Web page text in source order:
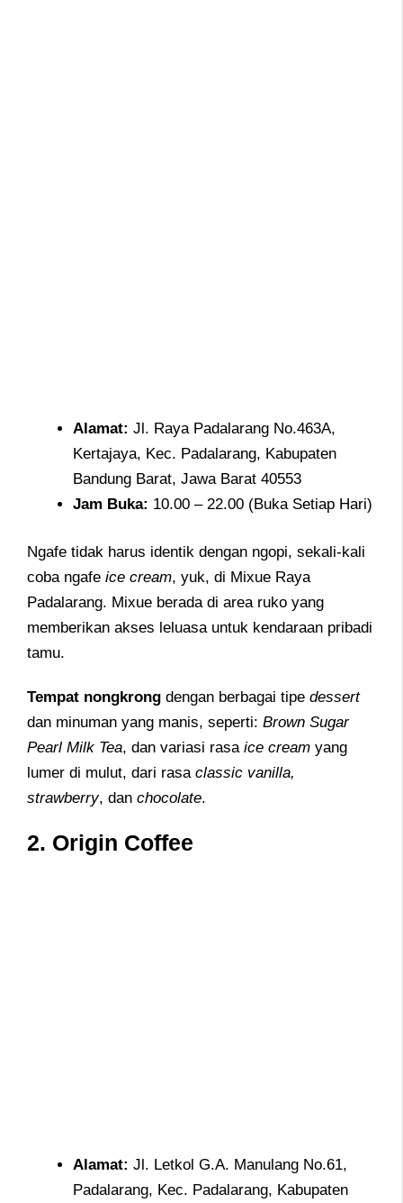
Alamat: Jl. Raya Padalarang No.463A,
Kertajaya, Kec. Padalarang, Kabupaten
Bandung Barat, Jawa Barat 40553
Jam Buka: 10.00 – 22.00 (Buka Setiap Hari)
Ngafe tidak harus identik dengan ngopi, sekali-kali
coba ngafe ice cream, yuk, di Mixue Raya
Padalarang. Mixue berada di area ruko yang
memberikan akses leluasa untuk kendaraan pribadi
tamu.
Tempat nongkrong dengan berbagai tipe dessert
dan minuman yang manis, seperti: Brown Sugar
Pearl Milk Tea, dan variasi rasa ice cream yang
lumer di mulut, dari rasa classic vanilla,
strawberry, dan chocolate.
2. Origin Coffee
Alamat: Jl. Letkol G.A. Manulang No.61,
Padalarang, Kec. Padalarang, Kabupaten